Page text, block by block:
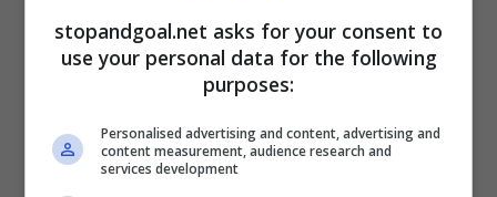
Esonero Schalke 04 (La Presse Foto) – stopandgoal.net
stopandgoal.net asks for your consent to
use your personal data for the following
purposes:
Personalised advertising and content, advertising and
content measurement, audience research and
services development